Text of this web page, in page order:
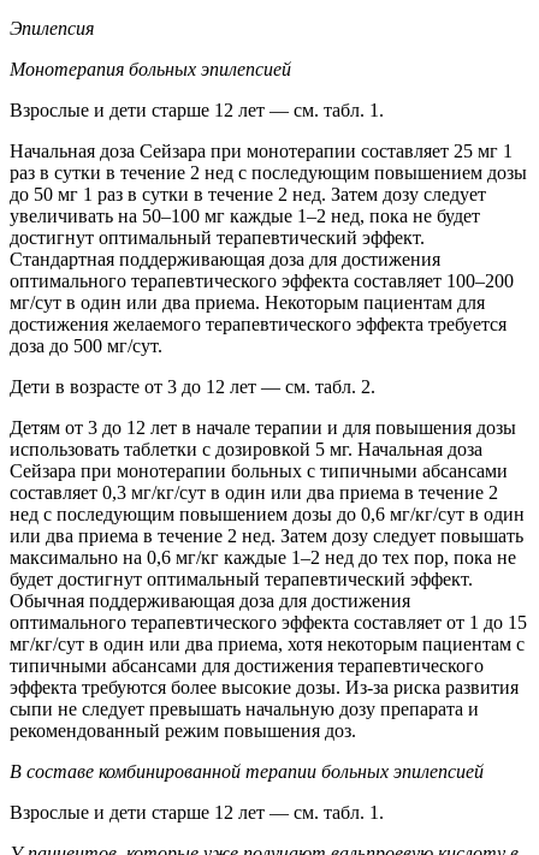
Эпилепсия
Монотерапия больных эпилепсией
Взрослые и дети старше 12 лет — см. табл. 1.
Начальная доза Сейзара при монотерапии составляет 25 мг 1
раз в сутки в течение 2 нед с последующим повышением дозы
до 50 мг 1 раз в сутки в течение 2 нед. Затем дозу следует
увеличивать на 50–100 мг каждые 1–2 нед, пока не будет
достигнут оптимальный терапевтический эффект.
Стандартная поддерживающая доза для достижения
оптимального терапевтического эффекта составляет 100–200
мг/сут в один или два приема. Некоторым пациентам для
достижения желаемого терапевтического эффекта требуется
доза до 500 мг/сут.
Дети в возрасте от 3 до 12 лет — см. табл. 2.
Детям от 3 до 12 лет в начале терапии и для повышения дозы
использовать таблетки с дозировкой 5 мг. Начальная доза
Сейзара при монотерапии больных с типичными абсансами
составляет 0,3 мг/кг/сут в один или два приема в течение 2
нед с последующим повышением дозы до 0,6 мг/кг/сут в один
или два приема в течение 2 нед. Затем дозу следует повышать
максимально на 0,6 мг/кг каждые 1–2 нед до тех пор, пока не
будет достигнут оптимальный терапевтический эффект.
Обычная поддерживающая доза для достижения
оптимального терапевтического эффекта составляет от 1 до 15
мг/кг/сут в один или два приема, хотя некоторым пациентам с
типичными абсансами для достижения терапевтического
эффекта требуются более высокие дозы. Из-за риска развития
сыпи не следует превышать начальную дозу препарата и
рекомендованный режим повышения доз.
В составе комбинированной терапии больных эпилепсией
Взрослые и дети старше 12 лет — см. табл. 1.